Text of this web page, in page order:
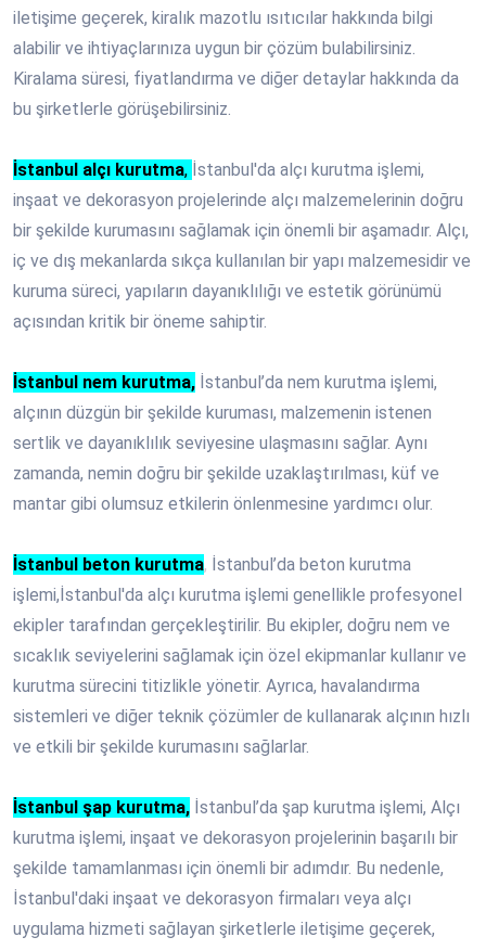
iletişime geçerek, kiralık mazotlu ısıtıcılar hakkında bilgi
alabilir ve ihtiyaçlarınıza uygun bir çözüm bulabilirsiniz.
Kiralama süresi, fiyatlandırma ve diğer detaylar hakkında da
bu şirketlerle görüşebilirsiniz.
İstanbul alçı kurutma, İstanbul'da alçı kurutma işlemi,
inşaat ve dekorasyon projelerinde alçı malzemelerinin doğru
bir şekilde kurumasını sağlamak için önemli bir aşamadır. Alçı,
iç ve dış mekanlarda sıkça kullanılan bir yapı malzemesidir ve
kuruma süreci, yapıların dayanıklılığı ve estetik görünümü
açısından kritik bir öneme sahiptir.
İstanbul nem kurutma, İstanbul’da nem kurutma işlemi,
alçının düzgün bir şekilde kuruması, malzemenin istenen
sertlik ve dayanıklılık seviyesine ulaşmasını sağlar. Aynı
zamanda, nemin doğru bir şekilde uzaklaştırılması, küf ve
mantar gibi olumsuz etkilerin önlenmesine yardımcı olur.
İstanbul beton kurutma, İstanbul’da beton kurutma
işlemi,İstanbul'da alçı kurutma işlemi genellikle profesyonel
ekipler tarafından gerçekleştirilir. Bu ekipler, doğru nem ve
sıcaklık seviyelerini sağlamak için özel ekipmanlar kullanır ve
kurutma sürecini titizlikle yönetir. Ayrıca, havalandırma
sistemleri ve diğer teknik çözümler de kullanarak alçının hızlı
ve etkili bir şekilde kurumasını sağlarlar.
İstanbul şap kurutma, İstanbul’da şap kurutma işlemi, Alçı
kurutma işlemi, inşaat ve dekorasyon projelerinin başarılı bir
şekilde tamamlanması için önemli bir adımdır. Bu nedenle,
İstanbul'daki inşaat ve dekorasyon firmaları veya alçı
uygulama hizmeti sağlayan şirketlerle iletişime geçerek,